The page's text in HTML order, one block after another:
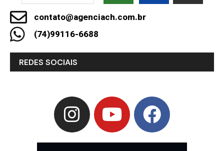
contato@agenciach.com.br
(74)99116-6688
REDES SOCIAIS